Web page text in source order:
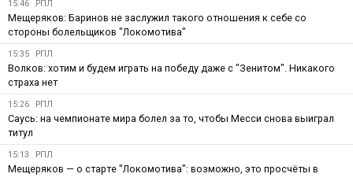
15:46 РПЛ
Мещеряков: Баринов не заслужил такого отношения к себе со
стороны болельщиков "Локомотива"
15:35 РПЛ
Волков: хотим и будем играть на победу даже с "Зенитом". Никакого
страха нет
15:26 РПЛ
Саусь: на чемпионате мира болел за то, чтобы Месси снова выиграл
титул
15:13 РПЛ
Мещеряков — о старте "Локомотива": возможно, это просчёты в